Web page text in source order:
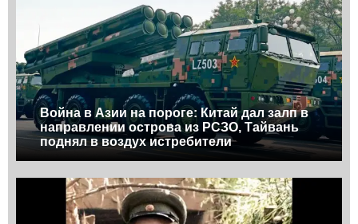
Война в Азии на пороге: Китай дал залп в
направлении острова из РСЗО, Тайвань
поднял в воздух истребители